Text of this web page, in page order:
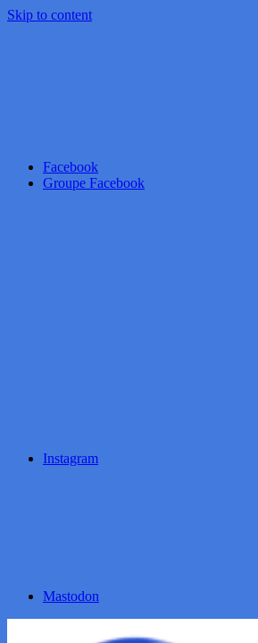
Skip to content
Facebook
Groupe Facebook
Instagram
Mastodon